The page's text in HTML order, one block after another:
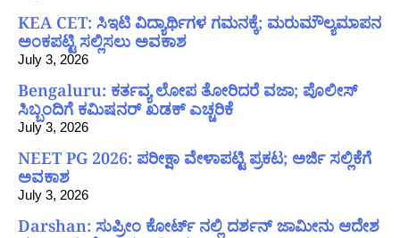
KEA CET: ಸಿಇಟಿ ವಿದ್ಯಾರ್ಥಿಗಳ ಗಮನಕ್ಕೆ; ಮರುಮೌಲ್ಯಮಾಪನ
ಅಂಕಪಟ್ಟಿ ಸಲ್ಲಿಸಲು ಅವಕಾಶ
July 3, 2026
Bengaluru: ಕರ್ತವ್ಯ ಲೋಪ ತೋರಿದರೆ ವಜಾ; ಪೊಲೀಸ್
ಸಿಬ್ಬಂದಿಗೆ ಕಮಿಷನರ್ ಖಡಕ್ ಎಚ್ಚರಿಕೆ
July 3, 2026
NEET PG 2026: ಪರೀಕ್ಷಾ ವೇಳಾಪಟ್ಟಿ ಪ್ರಕಟ; ಅರ್ಜಿ ಸಲ್ಲಿಕೆಗೆ
ಅವಕಾಶ
July 3, 2026
Darshan: ಸುಪ್ರೀಂ ಕೋರ್ಟ್ ನಲ್ಲಿ ದರ್ಶನ್ ಜಾಮೀನು ಆದೇಶ